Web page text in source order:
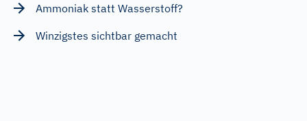
Ammoniak statt Wasserstoff?
Winzigstes sichtbar gemacht